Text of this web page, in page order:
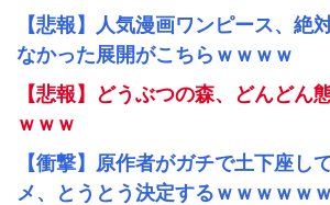
【悲報】人気漫画ワンピース、絶
なかった展開がこちらｗｗｗｗ
【悲報】どうぶつの森、どんどん
ｗｗｗ
【衝撃】原作者がガチで土下座し
メ、とうとう決定するｗｗｗｗｗｗ